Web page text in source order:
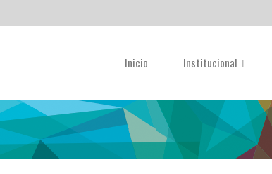
Inicio Institucional